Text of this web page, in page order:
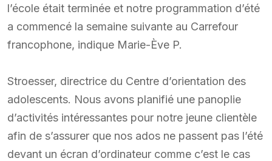
l’école était terminée et notre programmation d’été
a commencé la semaine suivante au Carrefour
francophone, indique Marie-Ève P.
Stroesser, directrice du Centre d’orientation des
adolescents. Nous avons planifié une panoplie
d’activités intéressantes pour notre jeune clientèle
afin de s’assurer que nos ados ne passent pas l’été
devant un écran d’ordinateur comme c’est le cas